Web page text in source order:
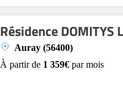
Résidence DOMITYS
Auray (56400)
À partir de 1 359€ par mois